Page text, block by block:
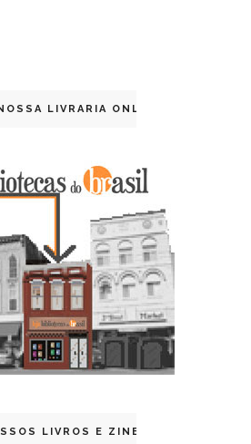
LIVRARIA ONLINE
LIVROS E ZINES